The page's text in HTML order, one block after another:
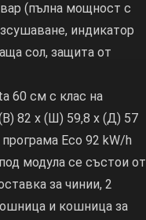
(пълна мощност с
индикатор
сол, защита от
60 см с клас на
82 х (Ш) 59,8 х (Д) 57
Eco 92 kW/h
модула се състои от
за чинии, 2
и кошница за